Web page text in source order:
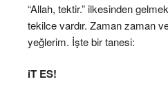
“Allah, tektir.” ilkesinden
tekilce vardır. Zaman zaman
yeğlerim. İşte bir tanesi:
iT ES!